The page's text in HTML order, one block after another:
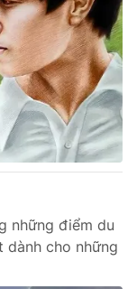
những điểm du
cho những